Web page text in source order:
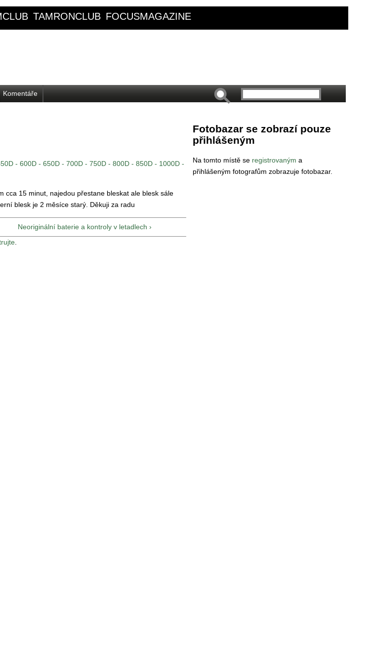
TAMRONCLUB FOCUSMAGAZINE
Komentáře
- 600D - 650D - 700D - 750D - 800D - 850D - 1000D -
15 minut, najedou přestane bleskat ale blesk sále
blesk je 2 měsíce starý. Děkuji za radu
Neoriginální baterie a kontroly v letadlech ›
Fotobazar se zobrazí pouze
přihlášeným
Na tomto místě se registrovaným a
přihlášeným fotografům zobrazuje fotobazar.